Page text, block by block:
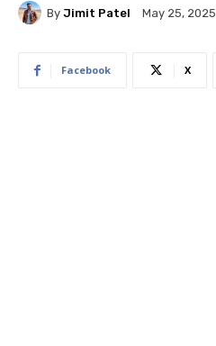
By Jimit Patel May 25, 2025
Facebook X